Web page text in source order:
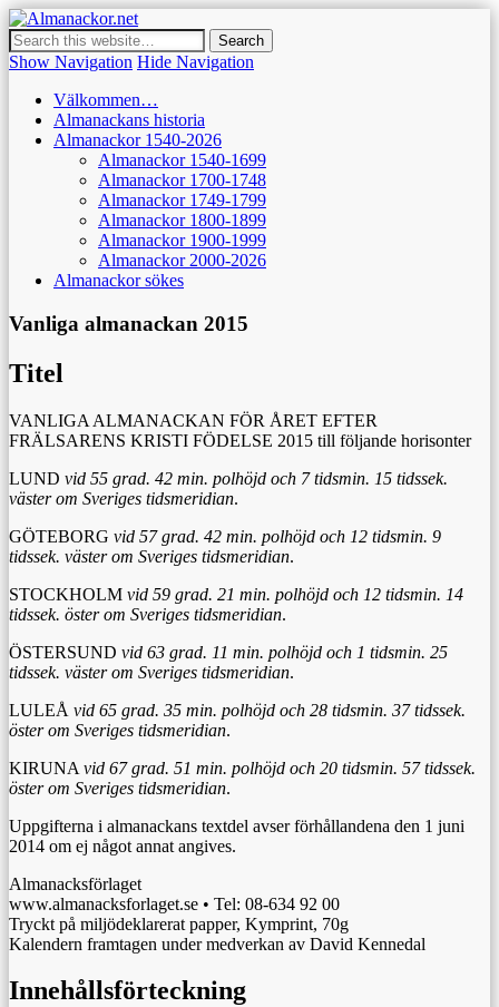
Dedikerad den enkla, häftade och skurna almanackan 1540-2026
Show Navigation Hide Navigation
Välkommen…
Almanackans historia
Almanackor 1540-2026
Almanackor 1540-1699
Almanackor 1700-1748
Almanackor 1749-1799
Almanackor 1800-1899
Almanackor 1900-1999
Almanackor 2000-2026
Almanackor sökes
Vanliga almanackan 2015
Titel
VANLIGA ALMANACKAN FÖR ÅRET EFTER
FRÄLSARENS KRISTI FÖDELSE 2015 till följande horisonter
LUND vid 55 grad. 42 min. polhöjd och 7 tidsmin. 15 tidssek.
väster om Sveriges tidsmeridian.
GÖTEBORG vid 57 grad. 42 min. polhöjd och 12 tidsmin. 9
tidssek. väster om Sveriges tidsmeridian.
STOCKHOLM vid 59 grad. 21 min. polhöjd och 12 tidsmin. 14
tidssek. öster om Sveriges tidsmeridian.
ÖSTERSUND vid 63 grad. 11 min. polhöjd och 1 tidsmin. 25
tidssek. väster om Sveriges tidsmeridian.
LULEÅ vid 65 grad. 35 min. polhöjd och 28 tidsmin. 37 tidssek.
öster om Sveriges tidsmeridian.
KIRUNA vid 67 grad. 51 min. polhöjd och 20 tidsmin. 57 tidssek.
öster om Sveriges tidsmeridian.
Uppgifterna i almanackans textdel avser förhållandena den 1 juni
2014 om ej något annat angives.
Almanacksförlaget
www.almanacksforlaget.se • Tel: 08-634 92 00
Tryckt på miljödeklarerat papper, Kymprint, 70g
Kalendern framtagen under medverkan av David Kennedal
Innehållsförteckning